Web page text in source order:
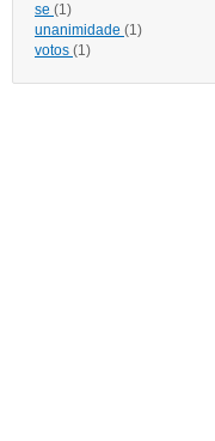
se (1)
unanimidade (1)
votos (1)